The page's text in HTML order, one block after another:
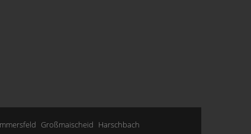
Großmaischeid Harschbach